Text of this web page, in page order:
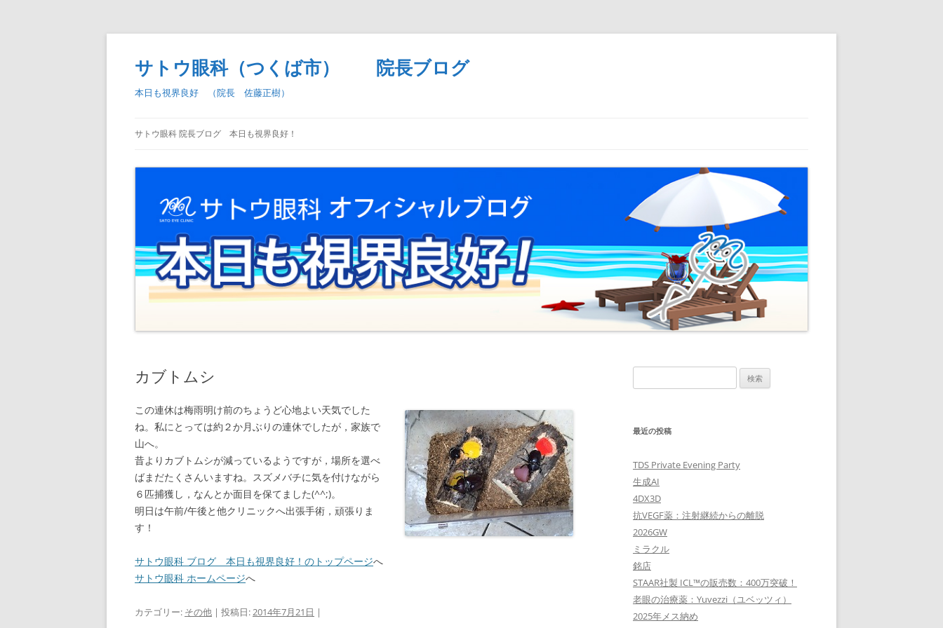
コ
テ
ン
ツ
へ
ス
サトウ眼科（つくば市） 院長ブログ
本日も視界良好 （院長 佐藤正樹）
サトウ眼科 院長ブログ 本日も視界良好！
カブトムシ
この連休は梅雨明け前のちょうど心地よい天気でした
ね。私にとっては約２か月ぶりの連休でしたが，家族で
山へ。
昔よりカブトムシが減っているようですが，場所を選べ
ばまだたくさんいますね。スズメバチに気を付けながら
６匹捕獲し，なんとか面目を保てました(^^;)。
明日は午前/午後と他クリニックへ出張手術，頑張りま
す！
サトウ眼科 ブログ 本日も視界良好！のトップページへ
サトウ眼科 ホームページへ
カテゴリー: その他 | 投稿日:2014年7月21日 |
索:
最近の投稿
TDS Private Evening Party
生成AI
4DX3D
抗VEGF薬：注射継続からの離脱
2026GW
ミラクル
銘店
STAAR社製 ICL™の販売数：400万突破！
老眼の治療薬：Yuvezzi（ユベッツィ）
2025年メス納め